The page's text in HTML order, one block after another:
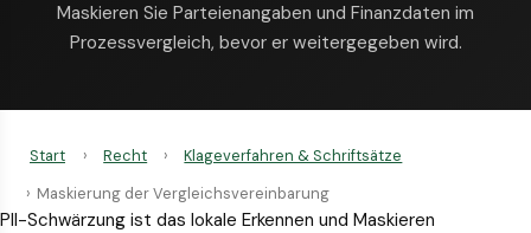
Maskieren Sie Parteienangaben und Finanzdaten im
Prozessvergleich, bevor er weitergegeben wird.
Start › Recht ›
Klageverfahren & Schriftsätze
› Maskierung der Vergleichsvereinbarung
PII-Schwärzung ist das lokale Erkennen und Maskieren